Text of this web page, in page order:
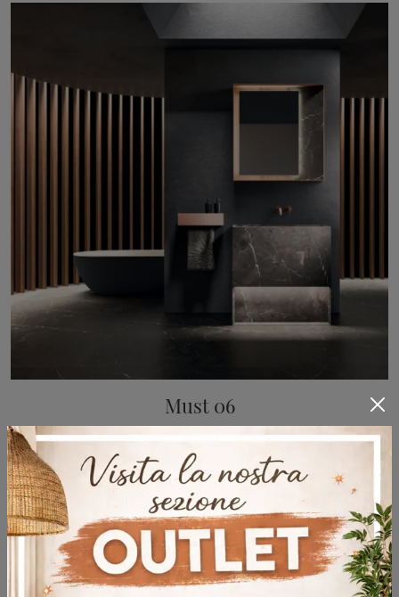
Must 06
Arrital markasının mermerden zemine monte banyo mobilyaları: Banyonuz için Must 06 tasarım banyo aksesuarlarını keşfetmek için tıklayın.